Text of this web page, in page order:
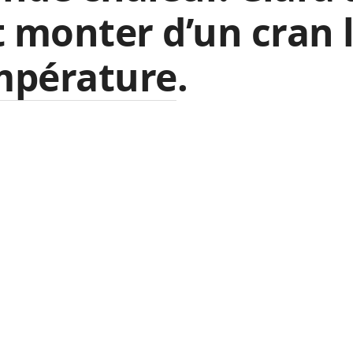
d’un cran